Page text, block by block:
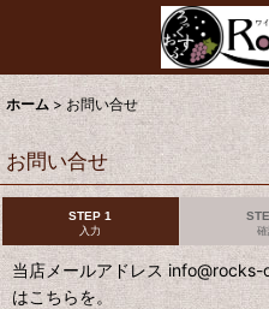
ホーム > お問い合せ
お問い合せ
STEP 1
入力
当店メールアドレス
はこちらを。